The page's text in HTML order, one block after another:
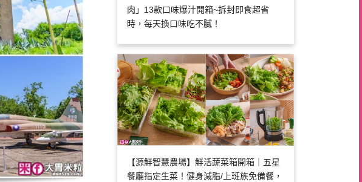
肉」13款口味爆汁開箱~拆封即食超省
時，每天換口味吃不膩！
【源鮮智慧農場】鮮活蔬菜箱開箱｜五星
餐廳指定生菜！健身減脂/上班族免備餐，